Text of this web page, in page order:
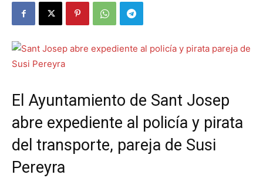
El Ayuntamiento de Sant Josep
abre expediente al policía y pirata
del transporte, pareja de Susi
Pereyra